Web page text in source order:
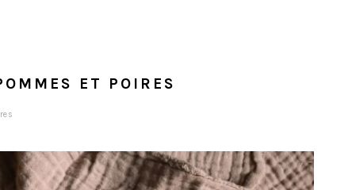
ET POIRES